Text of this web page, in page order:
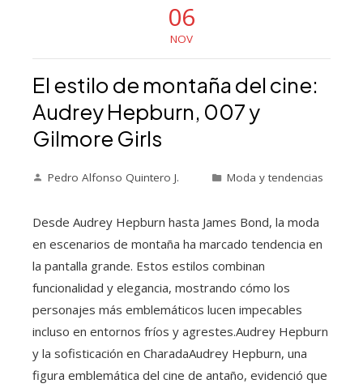
06
NOV
El estilo de montaña del cine:
Audrey Hepburn, 007 y
Gilmore Girls
Pedro Alfonso Quintero J. Moda y tendencias
Desde Audrey Hepburn hasta James Bond, la moda
en escenarios de montaña ha marcado tendencia en
la pantalla grande. Estos estilos combinan
funcionalidad y elegancia, mostrando cómo los
personajes más emblemáticos lucen impecables
incluso en entornos fríos y agrestes.Audrey Hepburn
y la sofisticación en CharadaAudrey Hepburn, una
figura emblemática del cine de antaño, evidenció que